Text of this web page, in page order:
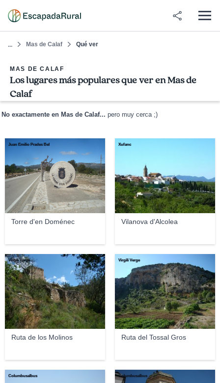
... Mas de Calaf Qué ver
MAS DE CALAF
Los lugares más populares que ver en Mas de
Calaf
No exactamente en Mas de Calaf... pero muy cerca ;)
Torre d'en Doménec
Juan Emilio Prades Bel
Vilanova d'Alcolea
Xufanc
Ruta de los Molinos
Virgili Verge
Ruta del Tossal Gros
Virgili Verge
Columbusalbus Columbusalbus